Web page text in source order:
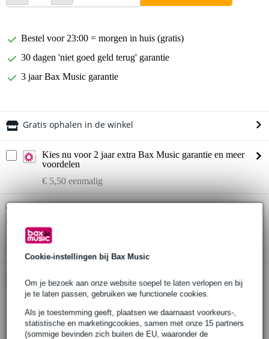
Cookie-instellingen bij Bax Music
Om je bezoek aan onze website soepel te laten verlopen en bij
je te laten passen, gebruiken we functionele cookies.
Als je toestemming geeft, plaatsen we daarnaast voorkeurs-,
statistische en marketingcookies, samen met onze 15 partners
(sommige bevinden zich buiten de EU, waaronder de
Bestel voor 23:00 = morgen in huis (gratis)
30 dagen 'niet goed geld terug' garantie
3 jaar Bax Music garantie
Gratis ophalen in de winkel
Kies nu voor 2 jaar extra Bax Music garantie en meer
voordelen
€ 5,50 eenmalig
Twijfel je of de
Productinformatie
lichtgewicht aluminium constructie
lock mechanisme
uiterst gebalanceerd